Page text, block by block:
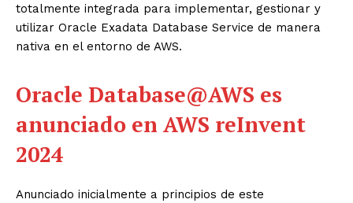
totalmente integrada para implementar, gestionar y
utilizar Oracle Exadata Database Service de manera
nativa en el entorno de AWS.
Oracle Database@AWS es
anunciado en AWS reInvent
2024
Anunciado inicialmente a principios de este